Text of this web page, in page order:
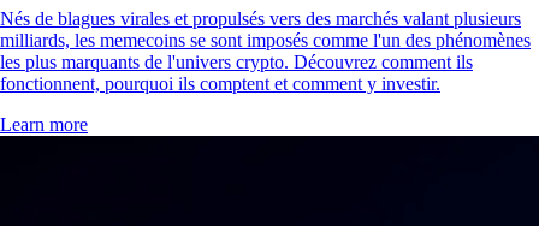
Nés de blagues virales et propulsés vers des marchés valant plusieurs
milliards, les memecoins se sont imposés comme l'un des phénomènes
les plus marquants de l'univers crypto. Découvrez comment ils
fonctionnent, pourquoi ils comptent et comment y investir.
Learn more